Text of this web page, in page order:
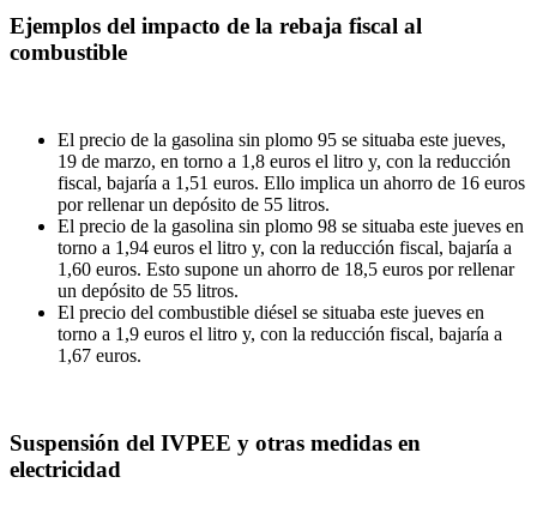
Ejemplos del impacto de la rebaja fiscal al
combustible
El precio de la gasolina sin plomo 95 se situaba este jueves,
19 de marzo, en torno a 1,8 euros el litro y, con la reducción
fiscal, bajaría a 1,51 euros. Ello implica un ahorro de 16 euros
por rellenar un depósito de 55 litros.
El precio de la gasolina sin plomo 98 se situaba este jueves en
torno a 1,94 euros el litro y, con la reducción fiscal, bajaría a
1,60 euros. Esto supone un ahorro de 18,5 euros por rellenar
un depósito de 55 litros.
El precio del combustible diésel se situaba este jueves en
torno a 1,9 euros el litro y, con la reducción fiscal, bajaría a
1,67 euros.
Suspensión del IVPEE y otras medidas en
electricidad